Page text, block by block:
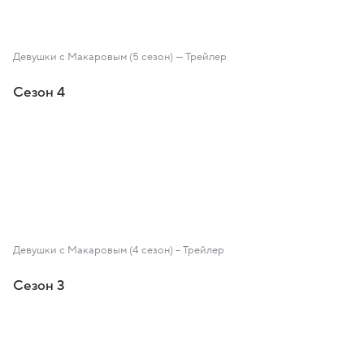
Девушки с Макаровым (5 сезон) — Трейлер
Сезон 4
Девушки с Макаровым (4 сезон) – Трейлер
Сезон 3